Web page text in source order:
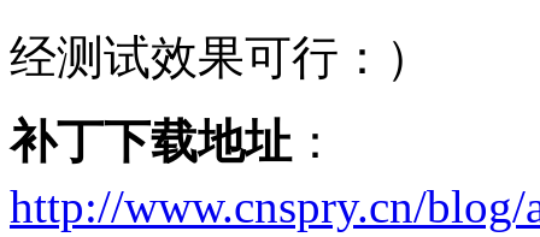
经测试效果可行：）
补丁下载地址 ：
http://www.cnspry.cn/blog/